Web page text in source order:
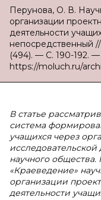
Перунова, О. В.
организации
деятельности
непосредственный
(494). — С. 190-192. —
https://moluch.ru/
В статье
система
учащихся через
научного
«Краеведение»
организации
деятельности